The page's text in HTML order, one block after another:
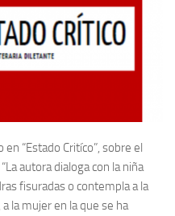
“Estado Critíco”, sobre el
autora dialoga con la niña
fisuradas o contempla a la
la mujer en la que se ha